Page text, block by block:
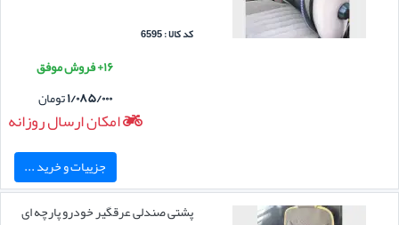
کد کالا : 6595
۱۶+ فروش موفق
۱/۰۸۵/۰۰۰تومان
امکان ارسال روزانه
جزییات و خرید ...
پشتی صندلی عرقگیر خودرو پارچه ای